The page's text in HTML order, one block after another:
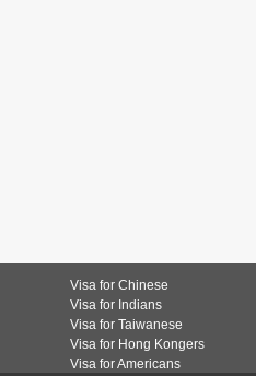
Visa for Chinese
Visa for Indians
Visa for Taiwanese
Visa for Hong Kongers
Visa for Americans